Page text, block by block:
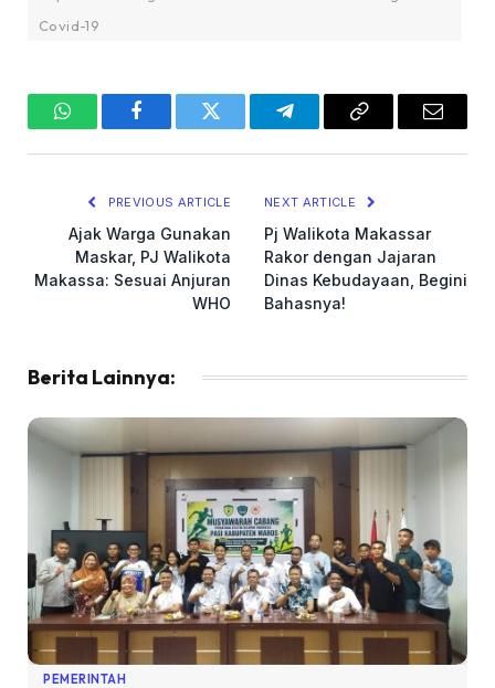
Covid-19
WhatsAppFacebookTwitter TelegramCopy
Email
PREVIOUS ARTICLE
Ajak Warga Gunakan
Maskar, PJ Walikota
Makassa: Sesuai Anjuran
WHO
NEXT ARTICLE
Pj Walikota Makassar
Rakor dengan Jajaran
Dinas Kebudayaan, Begini
Bahasnya!
Berita Lainnya:
PEMERINTAH